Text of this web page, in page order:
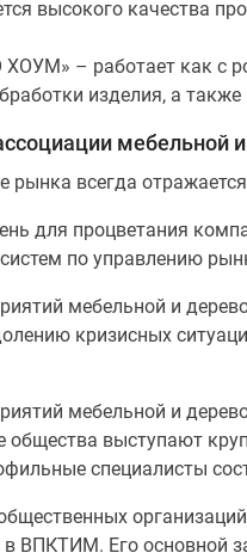
высокого качества
– работает как с
изделия, а
мебельной
рынка всегда
для процветания
по управлению
мебельной и
кризисных
мебельной и
общества выступают
специалисты
ВПКТИМ. Его основной